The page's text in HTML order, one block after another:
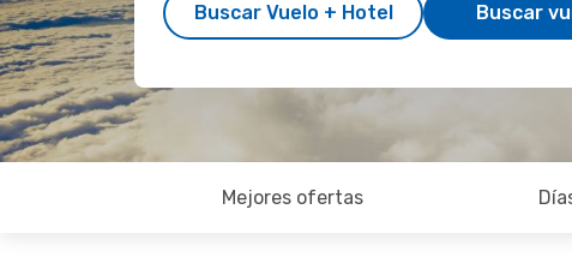
Buscar Vuelo + Hotel Buscar
Mejores ofertas